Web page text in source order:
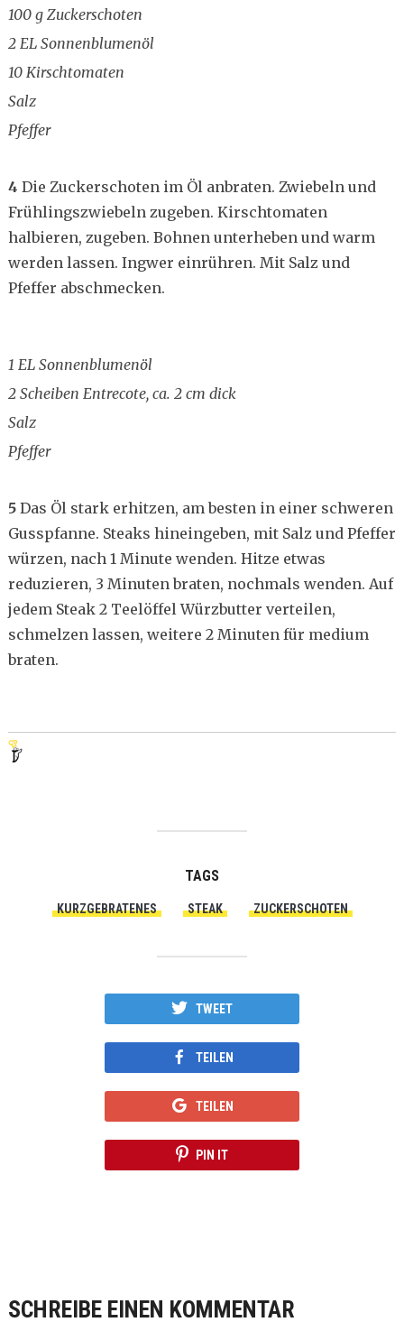
100 g Zuckerschoten
2 EL Sonnenblumenöl
10 Kirschtomaten
Salz
Pfeffer
4 Die Zuckerschoten im Öl anbraten. Zwiebeln und
Frühlingszwiebeln zugeben. Kirschtomaten
halbieren, zugeben. Bohnen unterheben und warm
werden lassen. Ingwer einrühren. Mit Salz und
Pfeffer abschmecken.
1 EL Sonnenblumenöl
2 Scheiben Entrecote, ca. 2 cm dick
Salz
Pfeffer
5Das Öl stark erhitzen, am besten in einer schweren
Gusspfanne. Steaks hineingeben, mit Salz und Pfeffer
würzen, nach 1 Minute wenden. Hitze etwas
reduzieren, 3 Minuten braten, nochmals wenden. Auf
jedem Steak 2 Teelöffel Würzbutter verteilen,
schmelzen lassen, weitere 2 Minuten für medium
braten.
TAGS
KURZGEBRATENES STEAK ZUCKERSCHOTEN
TWEET
TEILEN
TEILEN
PIN IT
SCHREIBE EINEN KOMMENTAR